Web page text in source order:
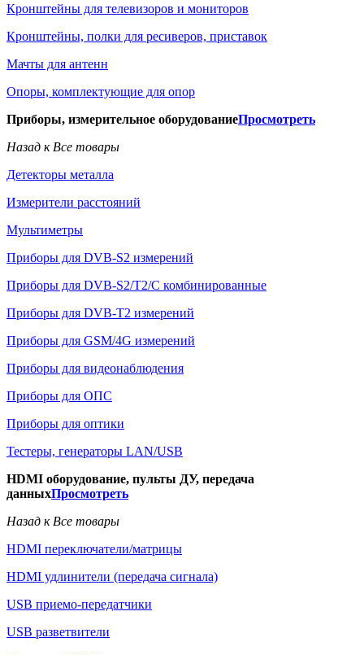
Кронштейны для телевизоров и мониторов
Кронштейны, полки для ресиверов, приставок
Мачты для антенн
Опоры, комплектующие для опор
Приборы, измерительное оборудованиеПросмотреть
Назад к Все товары
Детекторы металла
Измерители расстояний
Мультиметры
Приборы для DVB-S2 измерений
Приборы для DVB-S2/T2/C комбинированные
Приборы для DVB-T2 измерений
Приборы для GSM/4G измерений
Приборы для видеонаблюдения
Приборы для ОПС
Приборы для оптики
Тестеры, генераторы LAN/USB
HDMI оборудование, пульты ДУ, передача
данныхПросмотреть
Назад к Все товары
HDMI переключатели/матрицы
HDMI удлинители (передача сигнала)
USB приемо-передатчики
USB разветвители